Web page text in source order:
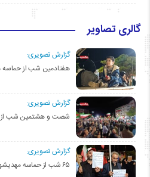
گالری تصاویر
گزارش تصویری:
هفتادمین شب از حماسه
گزارش تصویری:
شصت و هشتمین شب از
گزارش تصویری:
۶۵ شب از حماسه مهدیشهری ها گذشت